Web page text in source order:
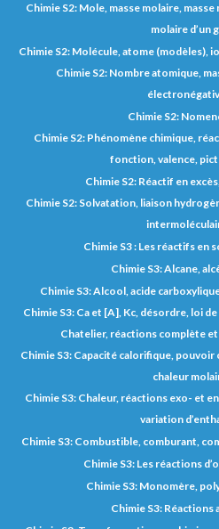
Chimie S2: Mole, masse molaire,
molaire d’un
Chimie S2: Molécule, atome (modèles),
Chimie S2: Nombre atomique,
Chimie S2:
Chimie S2: Phénomène chimique,
fonction, valence,
Chimie S2: Réactif en
Chimie S2: Solvatation, liaison
Chimie S3 : Les réactifs en
Chimie S3: Alcane,
Chimie S3: Alcool, acide
Chimie S3: Ca et [A], Kc, désordre, loi
Chatelier, réactions complète
Chimie S3: Capacité calorifique, pouvoir
chaleur
Chimie S3: Chaleur, réactions exo- et
variation
Chimie S3: Combustible, comburant,
Chimie S3: Les réactions
Chimie S3: Monomère,
Chimie S3: Réactions